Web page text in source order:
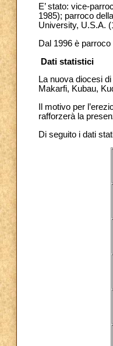
E’ stato: vice-
1985); parroco
University, U.S.A.
Dal 1996 è parroco
Dati statistici
La nuova diocesi
Makarfi, Kubau,
Il motivo per
rafforzerà la
Di seguito i dati